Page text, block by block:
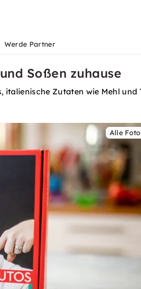
Werde Partner
Soßen zuhause
Zutaten wie Mehl
Alle